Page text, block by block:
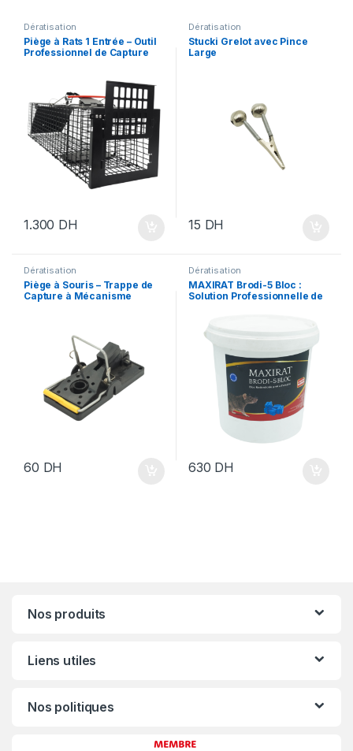
Dératisation
Piège à Rats 1 Entrée – Outil
Professionnel de Capture
1.300 DH
Dératisation
Stucki Grelot avec Pince
Large
15 DH
Dératisation
Piège à Souris – Trappe de
Capture à Mécanisme
60 DH
Dératisation
MAXIRAT Brodi-5 Bloc :
Solution Professionnelle de
630 DH
Nos produits
Liens utiles
Nos politiques